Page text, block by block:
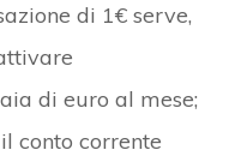
di 1€ serve,
di euro al mese;
conto corrente